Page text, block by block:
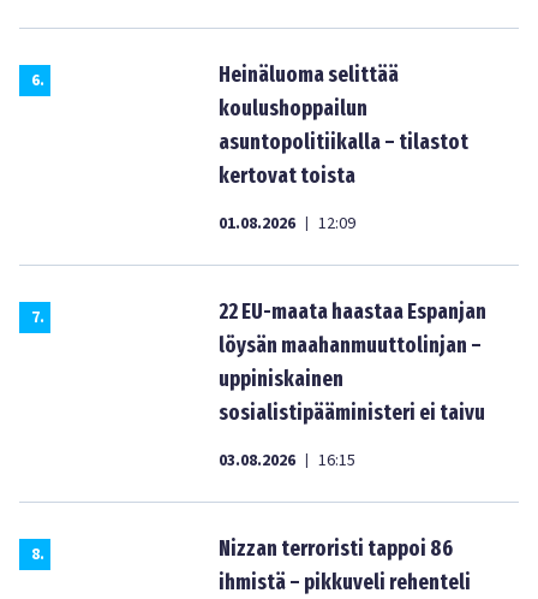
6.
Heinäluoma selittää
koulushoppailun
asuntopolitiikalla – tilastot
kertovat toista
01.08.2026 | 12:09
7.
22 EU-maata haastaa Espanjan
löysän maahanmuuttolinjan –
uppiniskainen
sosialistipääministeri ei taivu
03.08.2026 | 16:15
8.
Nizzan terroristi tappoi 86
ihmistä – pikkuveli rehenteli